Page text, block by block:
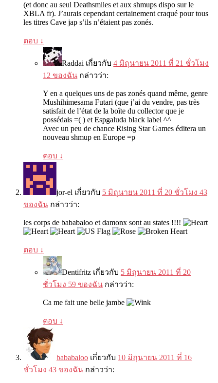
(et donc au seul Deathsmiles et aux shmups dispo sur le
XBLA fr). J’aurais cependant certainement craqué pour tous
les titres Cave jap s’ils n’étaient pas zonés.
ตอบ ↓
Raddai เกี่ยวกับ 4 มิถุนายน 2011 ที่ 21 ชั่วโมง
12 ของฉัน กล่าวว่า:
Y en a quelques uns de pas zonés quand même, genre
Mushihimesama Futari (que j’ai du vendre, pas très
satisfait de l’état de la boîte du collector que je
possédais =( ) et Espgaluda black label ^^
Avec un peu de chance Rising Star Games éditera un
nouveau shmup en Europe =p
ตอบ ↓
jor-el เกี่ยวกับ 5 มิถุนายน 2011 ที่ 20 ชั่วโมง 43
ของฉัน กล่าวว่า:
les corps de bababaloo et damonx sont au states !!!!
ตอบ ↓
Dentifritz เกี่ยวกับ 5 มิถุนายน 2011 ที่ 20
ชั่วโมง 59 ของฉัน กล่าวว่า:
Ca me fait une belle jambe
ตอบ ↓
bababaloo เกี่ยวกับ 10 มิถุนายน 2011 ที่ 16
ชั่วโมง 43 ของฉัน กล่าวว่า: